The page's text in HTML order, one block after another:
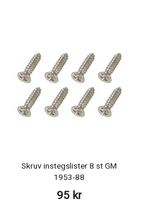
Skruv instegslister 8 st GM
1953-88
95 kr